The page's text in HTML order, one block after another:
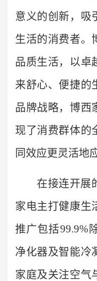
意义的创新，吸
生活的消费者。
品质生活，以卓
来舒心、便捷的
品牌战略，博西
现了消费群体的
同效应更灵活地
在接连开展
家电主打健康生
推广包括99.9%
净化器及智能冷
家庭及关注空气